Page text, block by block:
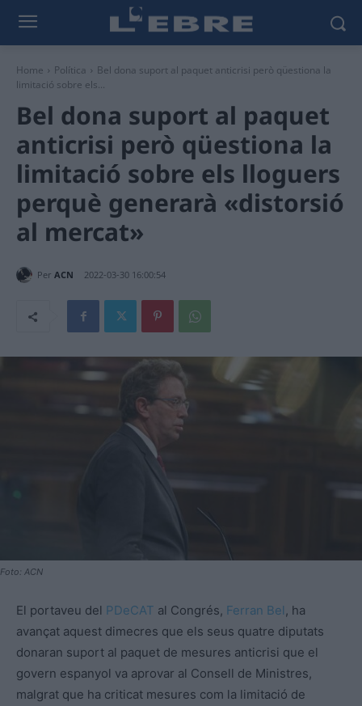
Home Política
Bel dona suport al paquet anticrisi però qüestiona la
limitació sobre els...
Bel dona suport al paquet
anticrisi però qüestiona la
limitació sobre els lloguers
perquè generarà «distorsió
al mercat»
Per ACN 2022-03-30 16:00:54
Foto: ACN
El portaveu del PDeCAT al Congrés, Ferran Bel, ha
avançat aquest dimecres que els seus quatre diputats
donaran suport al paquet de mesures anticrisi que el
govern espanyol va aprovar al Consell de Ministres,
malgrat que ha criticat mesures com la limitació de